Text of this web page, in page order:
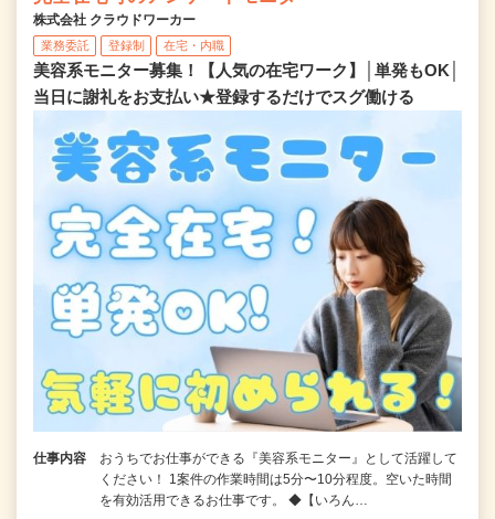
株式会社 クラウドワーカー
業務委託 登録制 在宅・内職
美容系モニター募集！【人気の在宅ワーク】│単発もOK│
当日に謝礼をお支払い★登録するだけでスグ働ける
仕事内容
おうちでお仕事ができる『美容系モニター』として活躍して
ください！ 1案件の作業時間は5分〜10分程度。空いた時間
を有効活用できるお仕事です。 ◆【いろん…